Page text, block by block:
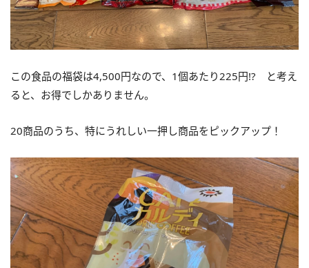
この食品の福袋は4,500円なので、1個あたり225円!? と考え
ると、お得でしかありません。
20商品のうち、特にうれしい一押し商品をピックアップ！